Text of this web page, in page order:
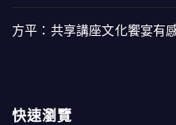
方平：共享講座文化饗宴有
快速瀏覽